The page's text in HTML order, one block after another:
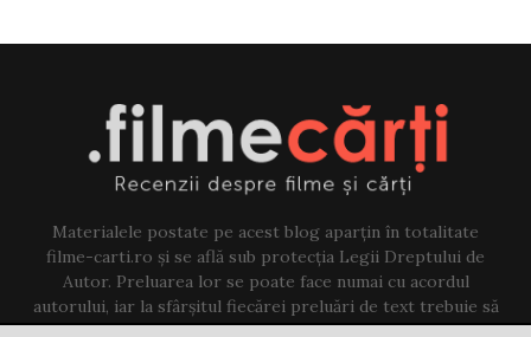
Materialele postate pe acest blog aparțin în totalitate
filme-carti.ro și se află sub protecția Legii Dreptului de
Autor. Preluarea lor se poate face numai cu acordul
autorului, iar la sfârșitul fiecărei preluări de text trebuie să
existe un link către acest blog.